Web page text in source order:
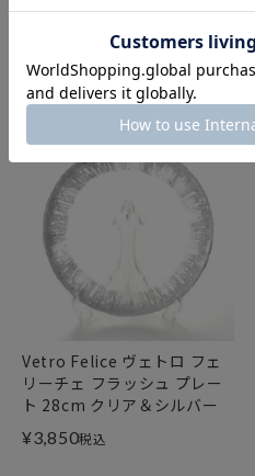
リーチェ フラッシュ プレー
ト 15cm クリア＆シルバー
¥2,200税込
Vetro Felice ヴェトロ フェ
リーチェ フラッシュ プレー
ト 28cm クリア＆シルバー
¥3,850税込